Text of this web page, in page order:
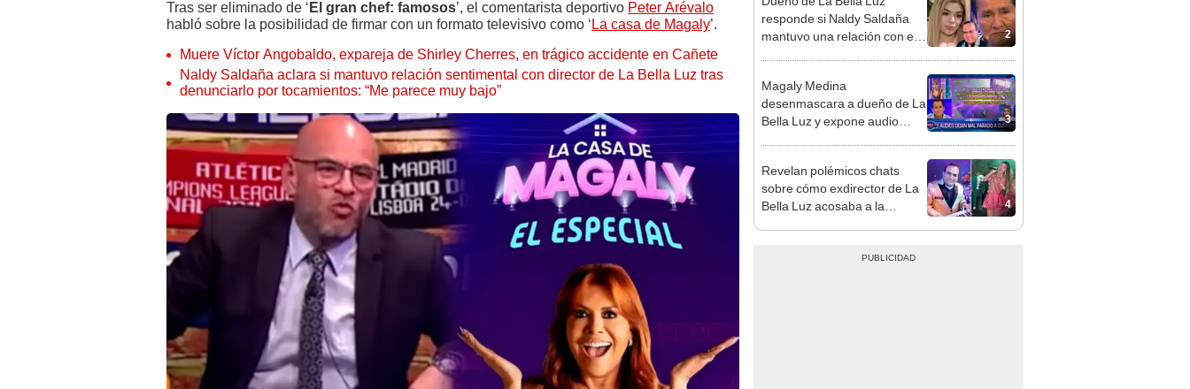
Tras ser eliminado de ‘El gran chef: famosos’, el comentarista deportivo Peter Arévalo
habló sobre la posibilidad de firmar con un formato televisivo como ‘La casa de Magaly’.
Muere Víctor Angobaldo, expareja de Shirley Cherres, en trágico accidente en Cañete
Naldy Saldaña aclara si mantuvo relación sentimental con director de La Bella Luz tras
denunciarlo por tocamientos: “Me parece muy bajo”
bajo”
2
responde si Naldy Saldaña
mantuvo una relación con el
3
Magaly Medina
desenmascara a dueño de La
Bella Luz y expone audio
Sánchez
4
Revelan polémicos chats
sobre cómo exdirector de La
Bella Luz acosaba a la